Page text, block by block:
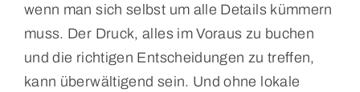
wenn man sich selbst um alle Details kümmern
muss. Der Druck, alles im Voraus zu buchen
und die richtigen Entscheidungen zu treffen,
kann überwältigend sein. Und ohne lokale